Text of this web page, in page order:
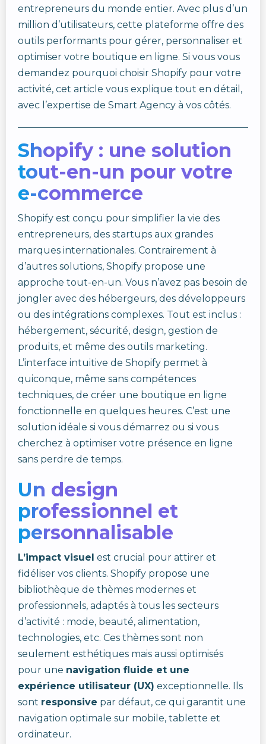
entrepreneurs du monde entier. Avec plus d’un
million d’utilisateurs, cette plateforme offre des
outils performants pour gérer, personnaliser et
optimiser votre boutique en ligne. Si vous vous
demandez pourquoi choisir Shopify pour votre
activité, cet article vous explique tout en détail,
avec l’expertise de Smart Agency à vos côtés.
Shopify : une solution
tout-en-un pour votre
e-commerce
Shopify est conçu pour simplifier la vie des
entrepreneurs, des startups aux grandes
marques internationales. Contrairement à
d’autres solutions, Shopify propose une
approche tout-en-un. Vous n’avez pas besoin de
jongler avec des hébergeurs, des développeurs
ou des intégrations complexes. Tout est inclus :
hébergement, sécurité, design, gestion de
produits, et même des outils marketing.
L’interface intuitive de Shopify permet à
quiconque, même sans compétences
techniques, de créer une boutique en ligne
fonctionnelle en quelques heures. C’est une
solution idéale si vous démarrez ou si vous
cherchez à optimiser votre présence en ligne
sans perdre de temps.
Un design
professionnel et
personnalisable
L’impact visuel est crucial pour attirer et
fidéliser vos clients. Shopify propose une
bibliothèque de thèmes modernes et
professionnels, adaptés à tous les secteurs
d’activité : mode, beauté, alimentation,
technologies, etc. Ces thèmes sont non
seulement esthétiques mais aussi optimisés
pour une navigation fluide et une
expérience utilisateur (UX) exceptionnelle. Ils
sont responsive par défaut, ce qui garantit une
navigation optimale sur mobile, tablette et
ordinateur.